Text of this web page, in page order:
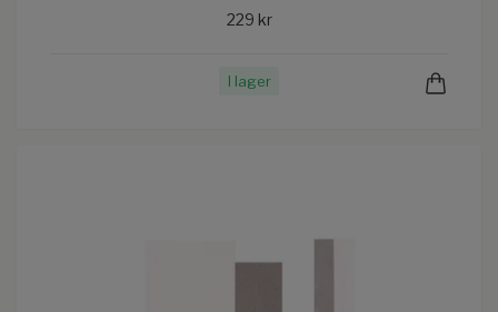
229 kr
I lager